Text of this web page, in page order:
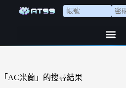
「AC米蘭」的搜尋結果